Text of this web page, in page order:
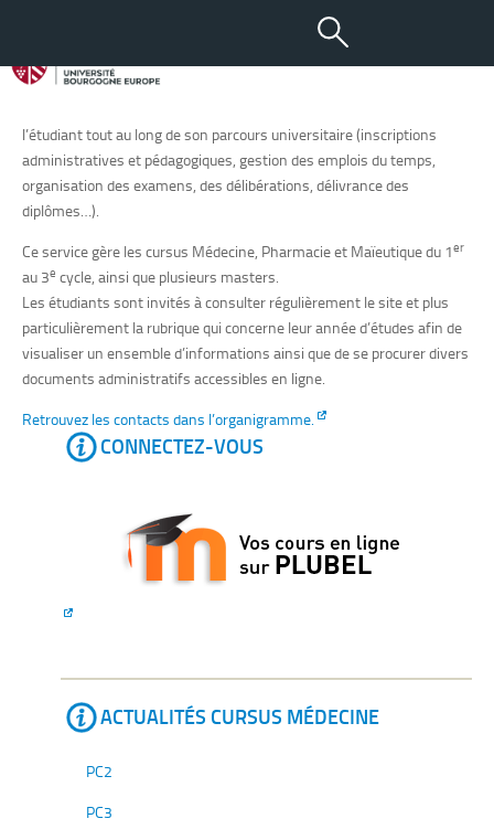
Le service de scolarité de l’UFR des Sciences de Santé a pour mission
l’étudiant tout au long de son parcours universitaire (inscriptions
administratives et pédagogiques, gestion des emplois du temps,
organisation des examens, des délibérations, délivrance des
diplômes…).
Ce service gère les cursus Médecine, Pharmacie et Maïeutique du 1er
au 3e cycle, ainsi que plusieurs masters.
Les étudiants sont invités à consulter régulièrement le site et plus
particulièrement la rubrique qui concerne leur année d’études afin de
visualiser un ensemble d’informations ainsi que de se procurer divers
documents administratifs accessibles en ligne.
Retrouvez les contacts dans l’organigramme.
CONNECTEZ-VOUS
ACTUALITÉS CURSUS MÉDECINE
PC2
PC3